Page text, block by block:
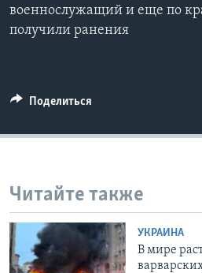
военнослужащий и еще по
получили ранения
Поделиться
Читайте также
УКРАИНА
В мире